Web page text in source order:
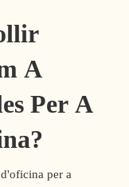
A
Per A
per a